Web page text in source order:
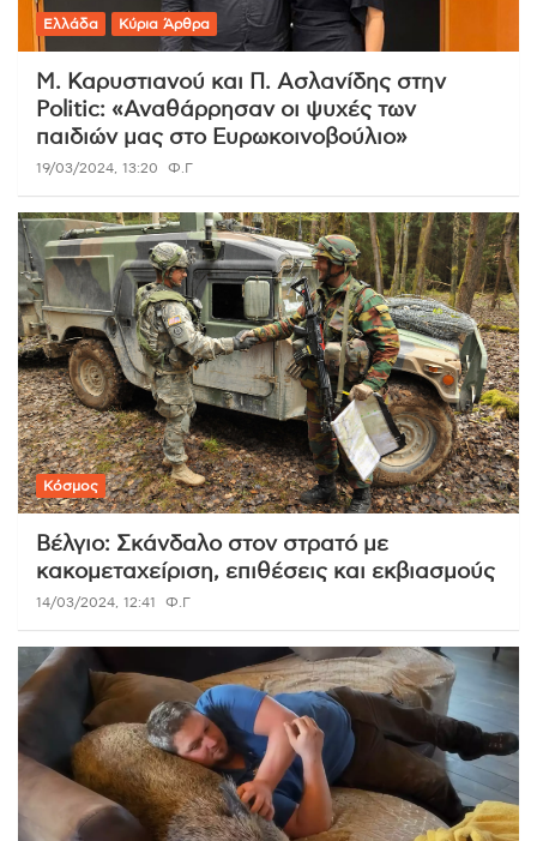
Ελλάδα Κύρια Άρθρα
Μ. Καρυστιανού και Π. Ασλανίδης στην
Politic: «Αναθάρρησαν οι ψυχές των
παιδιών μας στο Ευρωκοινοβούλιο»
19/03/2024, 13:20 Φ.Γ
Κόσμος
Βέλγιο: Σκάνδαλο στον στρατό με
κακομεταχείριση, επιθέσεις και εκβιασμούς
14/03/2024, 12:41 Φ.Γ